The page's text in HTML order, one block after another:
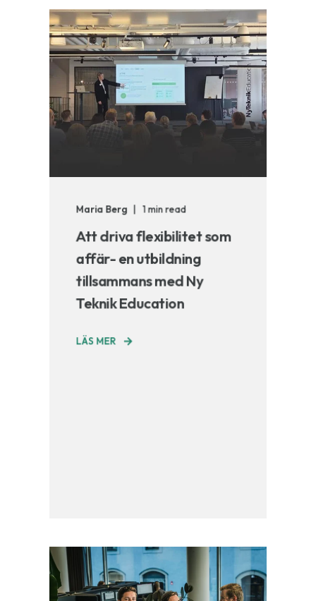
Maria Berg 1 min read
Att driva flexibilitet som
affär- en utbildning
tillsammans med Ny
Teknik Education
LÄS MER